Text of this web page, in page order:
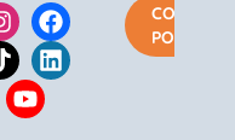
COMPRA
POR